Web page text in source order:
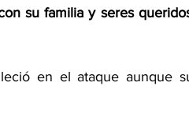
su familia y seres
en el ataque aunque